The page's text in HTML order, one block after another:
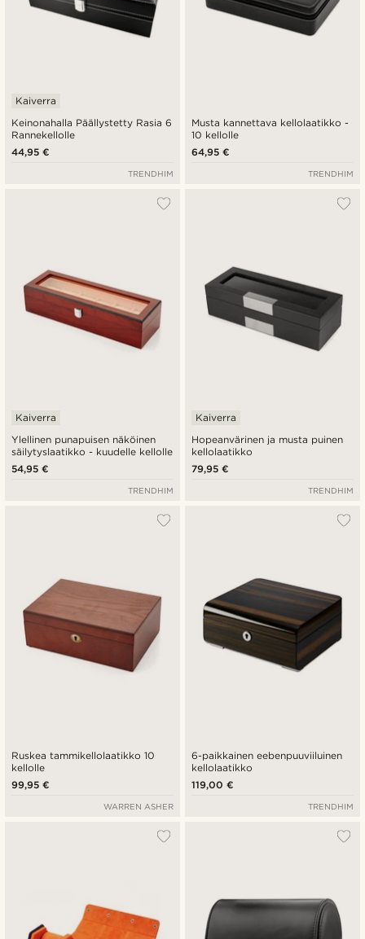
Keinonahalla Päällystetty Rasia 6
Rannekellolle
Kaiverra
44,95 €
TRENDHIM
Musta kannettava kellolaatikko -
10 kellolle
64,95 €
TRENDHIM
Ylellinen punapuisen näköinen
säilytyslaatikko - kuudelle kellolle
Kaiverra
54,95 €
TRENDHIM
Hopeanvärinen ja musta puinen
kellolaatikko
Kaiverra
79,95 €
TRENDHIM
Ruskea tammikellolaatikko 10
kellolle
99,95 €
WARREN ASHER
6-paikkainen eebenpuuviiluinen
kellolaatikko
119,00 €
TRENDHIM